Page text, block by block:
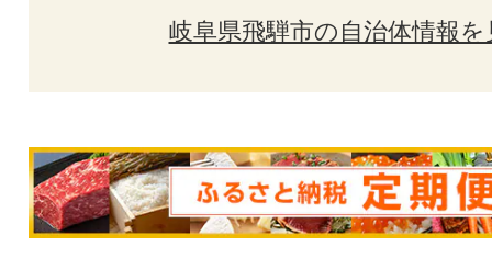
岐阜県飛騨市の自治体情報を